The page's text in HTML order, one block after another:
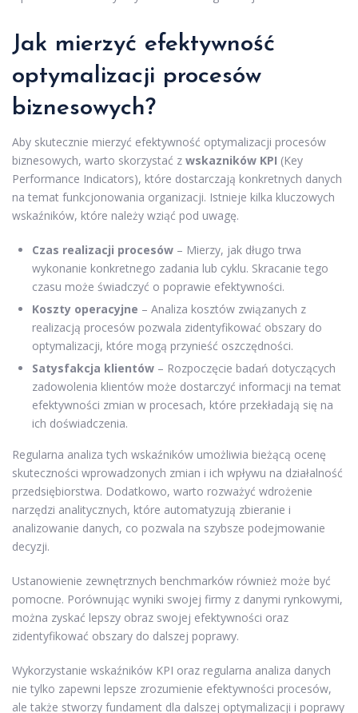
Jak mierzyć efektywność
optymalizacji procesów
biznesowych?
Aby skutecznie mierzyć efektywność optymalizacji procesów
biznesowych, warto skorzystać z wskazników KPI (Key
Performance Indicators), które dostarczają konkretnych danych
na temat funkcjonowania organizacji. Istnieje kilka kluczowych
wskaźników, które należy wziąć pod uwagę.
Czas realizacji procesów – Mierzy, jak długo trwa
wykonanie konkretnego zadania lub cyklu. Skracanie tego
czasu może świadczyć o poprawie efektywności.
Koszty operacyjne – Analiza kosztów związanych z
realizacją procesów pozwala zidentyfikować obszary do
optymalizacji, które mogą przynieść oszczędności.
Satysfakcja klientów – Rozpoczęcie badań dotyczących
zadowolenia klientów może dostarczyć informacji na temat
efektywności zmian w procesach, które przekładają się na
ich doświadczenia.
Regularna analiza tych wskaźników umożliwia bieżącą ocenę
skuteczności wprowadzonych zmian i ich wpływu na działalność
przedsiębiorstwa. Dodatkowo, warto rozważyć wdrożenie
narzędzi analitycznych, które automatyzują zbieranie i
analizowanie danych, co pozwala na szybsze podejmowanie
decyzji.
Ustanowienie zewnętrznych benchmarków również może być
pomocne. Porównując wyniki swojej firmy z danymi rynkowymi,
można zyskać lepszy obraz swojej efektywności oraz
zidentyfikować obszary do dalszej poprawy.
Wykorzystanie wskaźników KPI oraz regularna analiza danych
nie tylko zapewni lepsze zrozumienie efektywności procesów,
ale także stworzy fundament dla dalszej optymalizacji i poprawy